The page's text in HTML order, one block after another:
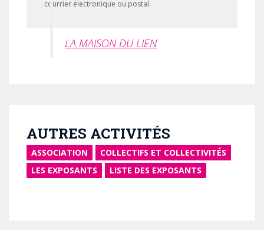
courrier électronique ou postal.
LA MAISON DU LIEN
AUTRES ACTIVITÉS
ASSOCIATION
COLLECTIFS ET COLLECTIVITÉS
LES EXPOSANTS
LISTE DES EXPOSANTS